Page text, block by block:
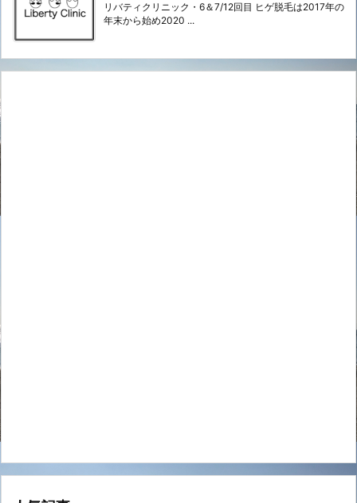
リバティクリニック・6＆7/12回目 ヒゲ脱毛は2017年の
年末から始め2020 ...